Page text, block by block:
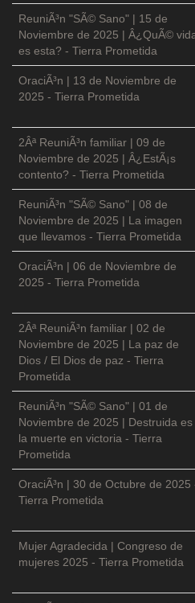
ReuniÃ³n "SÃ© Sano" | 15 de
Noviembre de 2025 | Â¿QuÃ©
es esta? - Tierra Prometida
OraciÃ³n | 13 de Noviembre de
2025 - Tierra Prometida
2Âª ReuniÃ³n familiar | 09 de
Noviembre de 2025 | Â¿EstÃ¡s
contento? - Tierra Prometida
ReuniÃ³n "SÃ© Sano" | 08 de
Noviembre de 2025 | La imagen
que llevamos - Tierra Prometida
OraciÃ³n | 06 de Noviembre de
2025 - Tierra Prometida
2Âª ReuniÃ³n familiar | 02 de
Noviembre de 2025 | La paz de
Dios / El Dios de paz - Tierra
Prometida
ReuniÃ³n "SÃ© Sano" | 01 de
Noviembre de 2025 | Destruida es
la muerte en victoria - Tierra
Prometida
OraciÃ³n | 30 de Octubre de 2025
Tierra Prometida
Mujer Agradecida | Congreso de
mujeres 2025 - Tierra Prometida